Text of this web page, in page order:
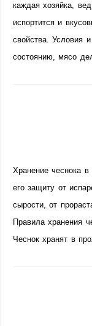
каждая хозяйка,
испортится и
свойства. Условия
состоянию, мясо
Хранение чеснока
его защиту от
сырости, от
Правила хранения
Чеснок хранят в